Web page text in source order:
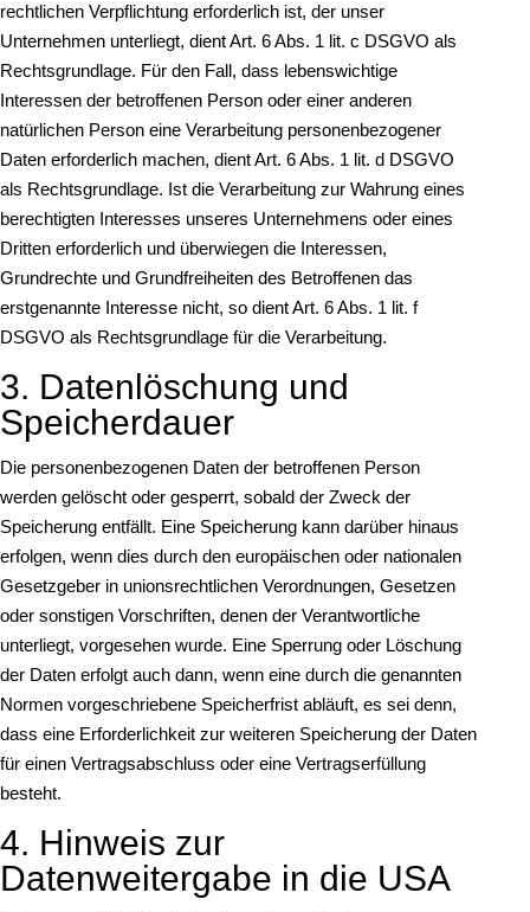
rechtlichen Verpflichtung erforderlich ist, der unser
Unternehmen unterliegt, dient Art. 6 Abs. 1 lit. c DSGVO als
Rechtsgrundlage. Für den Fall, dass lebenswichtige
Interessen der betroffenen Person oder einer anderen
natürlichen Person eine Verarbeitung personenbezogener
Daten erforderlich machen, dient Art. 6 Abs. 1 lit. d DSGVO
als Rechtsgrundlage. Ist die Verarbeitung zur Wahrung eines
berechtigten Interesses unseres Unternehmens oder eines
Dritten erforderlich und überwiegen die Interessen,
Grundrechte und Grundfreiheiten des Betroffenen das
erstgenannte Interesse nicht, so dient Art. 6 Abs. 1 lit. f
DSGVO als Rechtsgrundlage für die Verarbeitung.
3. Datenlöschung und
Speicherdauer
Die personenbezogenen Daten der betroffenen Person
werden gelöscht oder gesperrt, sobald der Zweck der
Speicherung entfällt. Eine Speicherung kann darüber hinaus
erfolgen, wenn dies durch den europäischen oder nationalen
Gesetzgeber in unionsrechtlichen Verordnungen, Gesetzen
oder sonstigen Vorschriften, denen der Verantwortliche
unterliegt, vorgesehen wurde. Eine Sperrung oder Löschung
der Daten erfolgt auch dann, wenn eine durch die genannten
Normen vorgeschriebene Speicherfrist abläuft, es sei denn,
dass eine Erforderlichkeit zur weiteren Speicherung der Daten
für einen Vertragsabschluss oder eine Vertragserfüllung
besteht.
4. Hinweis zur
Datenweitergabe in die USA